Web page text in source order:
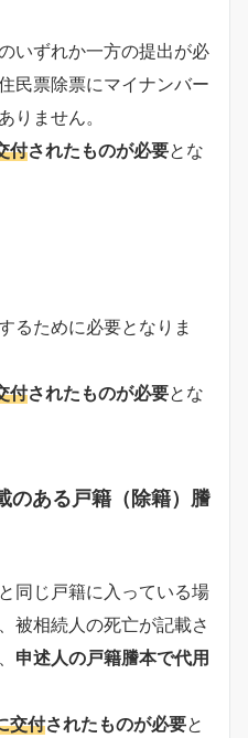
いずれか一方の提出が必
民票除票にマイナンバー
りません。
付されたものが必要とな
るために必要となりま
付されたものが必要とな
ある戸籍（除籍）謄
同じ戸籍に入っている場
被相続人の死亡が記載さ
申述人の戸籍謄本で代用
交付されたものが必要と